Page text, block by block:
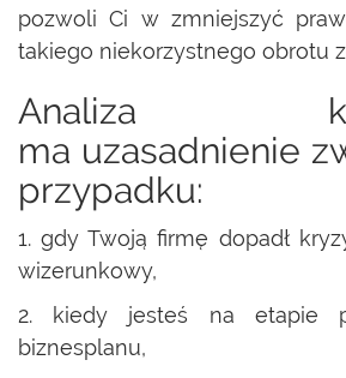
pozwoli Ci w zmniejszyć
takiego niekorzystnego obrotu
Analiza
ma uzasadnienie
przypadku:
1. gdy Twoją firmę dopadł
wizerunkowy,
2. kiedy jesteś na etapie
biznesplanu,